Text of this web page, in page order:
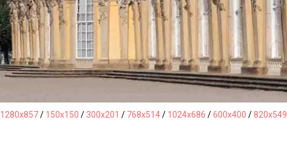
1280x857/ 150x150 / 300x201 / 768x514/ 1024x686 /600x400 /820x549